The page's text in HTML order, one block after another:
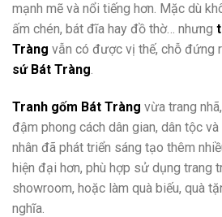
mạnh mẽ và nổi tiếng hơn. Mặc dù
ấm chén, bát đĩa hay đồ thờ… nhưng
Tràng vẫn có được vị thế, chỗ đứng
sứ Bát Tràng.
Tranh gốm Bát Tràng vừa trang
đậm phong cách dân gian, dân tộc
nhân đã phát triển sáng tạo thêm
hiện đại hơn, phù hợp sử dụng trang
showroom, hoặc làm quà biếu, quà
nghĩa.